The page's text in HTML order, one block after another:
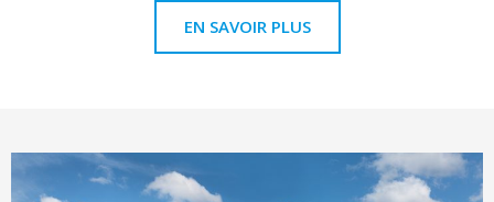
EN SAVOIR PLUS